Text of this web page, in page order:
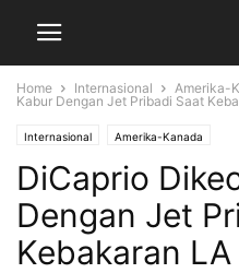
Home Internasional Amerika-
Kabur Dengan Jet Pribadi Saat
Internasional Amerika-Kanada
DiCaprio
Dengan Jet
Kebakaran LA